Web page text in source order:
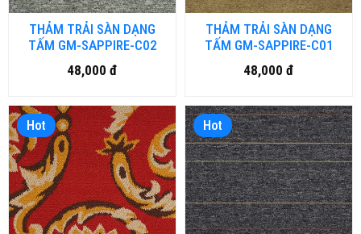
THẢM TRẢI SÀN DẠNG
TẤM GM-SAPPIRE-C02
48,000 đ
THẢM TRẢI SÀN DẠNG
TẤM GM-SAPPIRE-C01
48,000 đ
Hot Hot